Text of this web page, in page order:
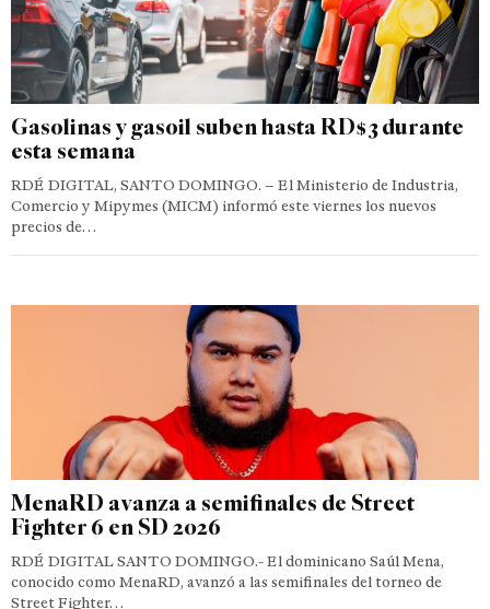
Gasolinas y gasoil suben hasta RD$3 durante
esta semana
RDÉ DIGITAL, SANTO DOMINGO. – El Ministerio de Industria,
Comercio y Mipymes (MICM) informó este viernes los nuevos
precios de…
MenaRD avanza a semifinales de Street
Fighter 6 en SD 2026
RDÉ DIGITAL SANTO DOMINGO.- El dominicano Saúl Mena,
conocido como MenaRD, avanzó a las semifinales del torneo de
Street Fighter…